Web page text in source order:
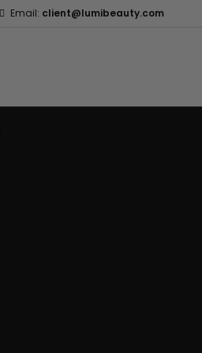
Email: client@lumibeauty.com